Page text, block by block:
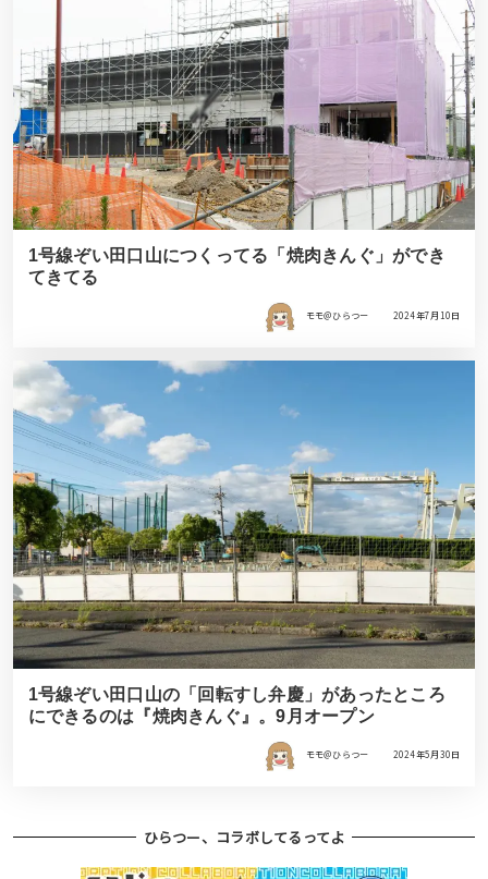
1号線ぞい田口山につくってる「焼肉きんぐ」ができ
てきてる
モモ＠ひらつー 2024年7月10日
1号線ぞい田口山の「回転すし弁慶」があったところ
にできるのは『焼肉きんぐ』。9月オープン
モモ＠ひらつー 2024年5月30日
ひらつー、コラボしてるってよ